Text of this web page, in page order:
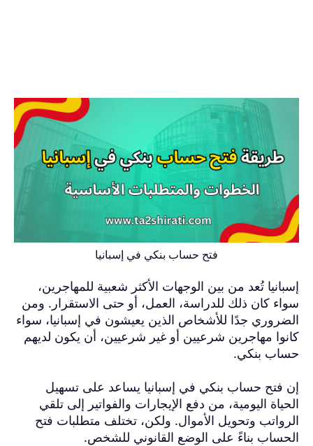
فتح حساب بنكي في إسبانيا
إسبانيا تُعد من بين الوجهات الأكثر شعبية للمهاجرين،
سواء كان ذلك للدراسة، العمل، أو حتى الاستقرار. ومن
الضروري جدًا للأشخاص الذين يعيشون في إسبانيا، سواء
كانوا مهاجرين شرعيين أو غير شرعيين، أن يكون لديهم
حساب بنكي.
إن فتح حساب بنكي في إسبانيا يساعد على تسهيل
الحياة اليومية، من دفع الإيجارات والفواتير إلى تلقي
الرواتب وتحويل الأموال. ولكن، تختلف متطلبات فتح
الحساب بناءً على الوضع القانوني للشخص.